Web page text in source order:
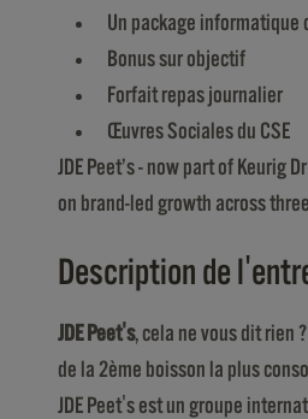
Un package
Bonus sur objectif
Forfait repas journalier
Œuvres Sociales du CSE
JDE Peet’s - now part of Keurig
on brand-led growth across
Description de
JDE Peet's, cela ne vous dit rien
de la 2ème boisson la plus
JDE Peet's est un groupe